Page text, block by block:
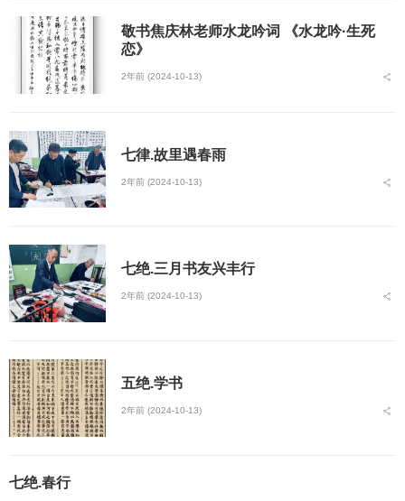
敬书焦庆林老师水龙吟词 《水龙吟·生死
恋》
2年前 (2024-10-13)
七律.故里遇春雨
2年前 (2024-10-13)
七绝.三月书友兴丰行
2年前 (2024-10-13)
五绝.学书
2年前 (2024-10-13)
七绝.春行